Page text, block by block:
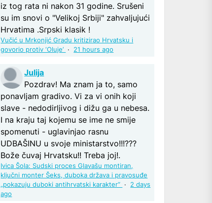
iz tog rata ni nakon 31 godine. Srušeni
su im snovi o "Velikoj Srbiji" zahvaljujući
Hrvatima .Srpski klasik !
Vučić u Mrkonjić Gradu kritizirao Hrvatsku i
govorio protiv ‘Oluje’ · 21 hours ago
Julija
Pozdrav! Ma znam ja to, samo
ponavljam gradivo. Vi za vi onih koji
slave - nedodirljivog i dižu ga u nebesa.
I na kraju taj kojemu se ime ne smije
spomenuti - uglavinjao rasnu
UDBAŠINU u svoje ministarstvo!!!???
Bože čuvaj Hrvatsku!! Treba joj!.
Ivica Šola: Sudski proces Glavašu montiran,
ključni monter Šeks, duboka država i pravosuđe
„pokazuju duboki antihrvatski karakter“ · 2 days
ago